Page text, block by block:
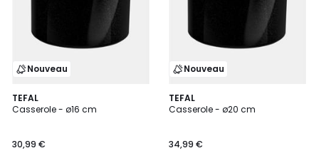
Nouveau
TEFAL
Casserole - ø16 cm
30,99 €
Nouveau
TEFAL
Casserole - ø20 cm
34,99 €